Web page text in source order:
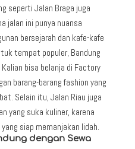
seperti Jalan Braga juga
jalan ini punya nuansa
bersejarah dan kafe-kafe
tempat populer, Bandung
bisa belanja di Factory
barang-barang fashion yang
Selain itu, Jalan Riau juga
yang suka kuliner, karena
siap memanjakan lidah.
dengan Sewa